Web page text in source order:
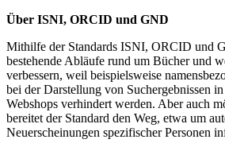
Über ISNI, ORCID und GND
Mithilfe der Standards ISNI, ORCID und
bestehende Abläufe rund um Bücher und
verbessern, weil beispielsweise
bei der Darstellung von Suchergebnissen
Webshops verhindert werden. Aber auch
bereitet der Standard den Weg, etwa um
Neuerscheinungen spezifischer Personen